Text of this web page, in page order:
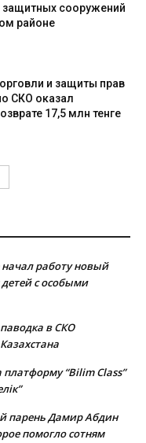
защитных сооружений
районе
и защиты прав
СКО оказал
17,5 млн тенге
работу новый
с особыми
в СКО
“Bilim Class”
парень Дамир Абдин
помогло сотням